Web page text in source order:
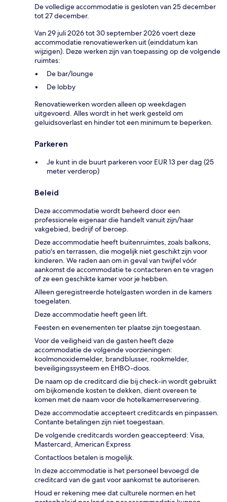
De volledige accommodatie is gesloten van 25 december
tot 27 december.
Van 29 juli 2026 tot 30 september 2026 voert deze
accommodatie renovatiewerken uit (einddatum kan
wijzigen). Deze werken zijn van toepassing op de volgende
ruimtes:
De bar/lounge
De lobby
Renovatiewerken worden alleen op weekdagen
uitgevoerd. Alles wordt in het werk gesteld om
geluidsoverlast en hinder tot een minimum te beperken.
Parkeren
Je kunt in de buurt parkeren voor EUR 13 per dag (25
meter verderop)
Beleid
Deze accommodatie wordt beheerd door een
professionele eigenaar die handelt vanuit zijn/haar
vakgebied, bedrijf of beroep.
Deze accommodatie heeft buitenruimtes, zoals balkons,
patio's en terrassen, die mogelijk niet geschikt zijn voor
kinderen. We raden aan om in geval van twijfel vóór
aankomst de accommodatie te contacteren en te vragen
of ze een geschikte kamer voor je hebben.
Alleen geregistreerde hotelgasten worden in de kamers
toegelaten.
Deze accommodatie heeft geen lift.
Feesten en evenementen ter plaatse zijn toegestaan.
Voor de veiligheid van de gasten heeft deze
accommodatie de volgende voorzieningen:
koolmonoxidemelder, brandblusser, rookmelder,
beveiligingssysteem en EHBO-doos.
De naam op de creditcard die bij check-in wordt gebruikt
om bijkomende kosten te dekken, dient overeen te
komen met de naam voor de hotelkamerreservering.
Deze accommodatie accepteert creditcards en pinpassen.
Contante betalingen zijn niet toegestaan.
De volgende creditcards worden geaccepteerd: Visa,
Mastercard, American Express
Contactloos betalen is mogelijk.
In deze accommodatie is het personeel bevoegd de
creditcard van de gast voor aankomst te autoriseren.
Houd er rekening mee dat culturele normen en het